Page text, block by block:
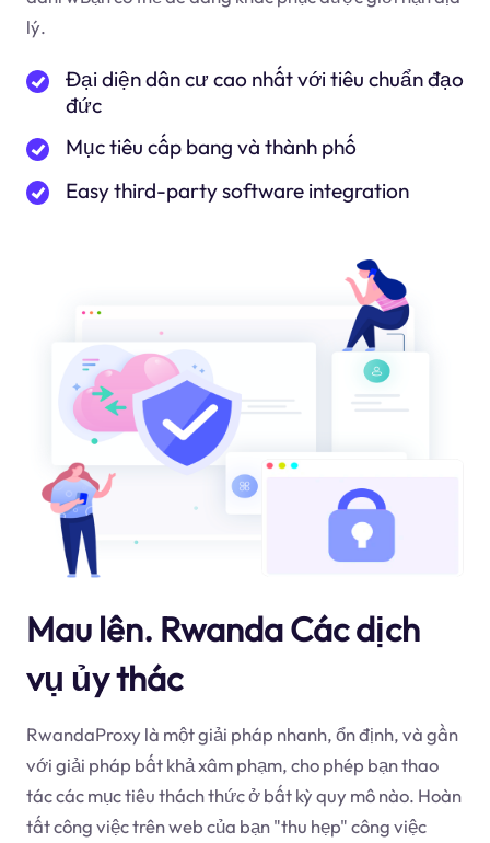
lý.
Đại diện dân cư cao nhất với tiêu chuẩn đạo
đức
Mục tiêu cấp bang và thành phố
Easy third-party software integration
Mau lên. Rwanda Các dịch
vụ ủy thác
RwandaProxy là một giải pháp nhanh, ổn định, và gần
với giải pháp bất khả xâm phạm, cho phép bạn thao
tác các mục tiêu thách thức ở bất kỳ quy mô nào. Hoàn
tất công việc trên web của bạn "thu hẹp" công việc